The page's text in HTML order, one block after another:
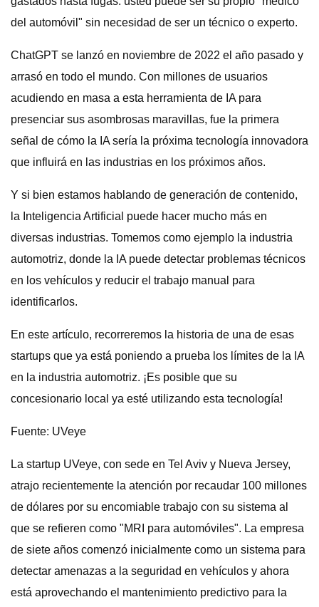
del automóvil" sin necesidad de ser un técnico o experto.
ChatGPT se lanzó en noviembre de 2022 el año pasado y
arrasó en todo el mundo. Con millones de usuarios
acudiendo en masa a esta herramienta de IA para
presenciar sus asombrosas maravillas, fue la primera
señal de cómo la IA sería la próxima tecnología innovadora
que influirá en las industrias en los próximos años.
Y si bien estamos hablando de generación de contenido,
la Inteligencia Artificial puede hacer mucho más en
diversas industrias. Tomemos como ejemplo la industria
automotriz, donde la IA puede detectar problemas técnicos
en los vehículos y reducir el trabajo manual para
identificarlos.
En este artículo, recorreremos la historia de una de esas
startups que ya está poniendo a prueba los límites de la IA
en la industria automotriz. ¡Es posible que su
concesionario local ya esté utilizando esta tecnología!
Fuente: UVeye
La startup UVeye, con sede en Tel Aviv y Nueva Jersey,
atrajo recientemente la atención por recaudar 100 millones
de dólares por su encomiable trabajo con su sistema al
que se refieren como "MRI para automóviles". La empresa
de siete años comenzó inicialmente como un sistema para
detectar amenazas a la seguridad en vehículos y ahora
está aprovechando el mantenimiento predictivo para la